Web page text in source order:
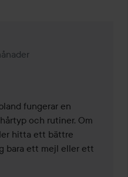
Creator.lades 8 månader
fungerar en
och rutiner. Om
hitta ett bättre
bara ett mejl eller ett